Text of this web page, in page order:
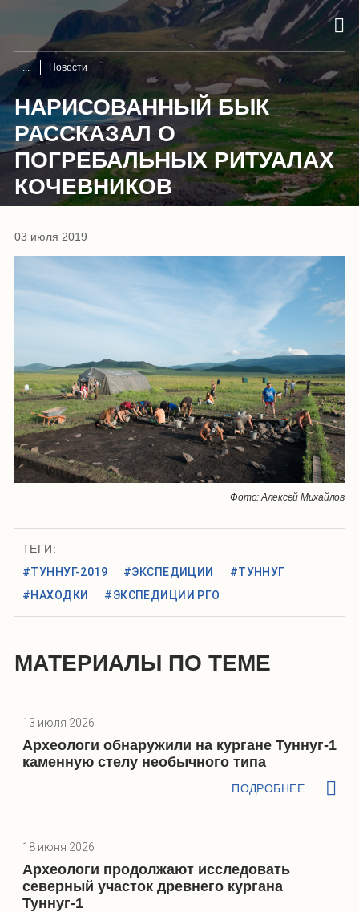
Новости
НАРИСОВАННЫЙ БЫК
РАССКАЗАЛ О
ПОГРЕБАЛЬНЫХ РИТУАЛАХ
КОЧЕВНИКОВ
03 июля 2019
Фото: Алексей Михайлов
ТЕГИ:
#ТУННУГ-2019
#ЭКСПЕДИЦИИ
#ТУННУГ
#НАХОДКИ
#ЭКСПЕДИЦИИ РГО
МАТЕРИАЛЫ ПО ТЕМЕ
13 июля 2026
Археологи обнаружили на кургане Туннуг-1
каменную стелу необычного типа
ПОДРОБНЕЕ
18 июня 2026
Археологи продолжают исследовать
северный участок древнего кургана
Туннуг-1